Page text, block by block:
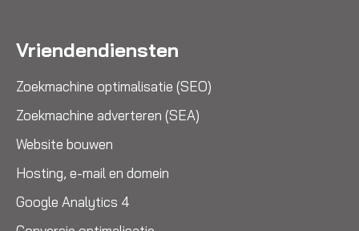
Vriendendiensten
Zoekmachine optimalisatie (SEO)
Zoekmachine adverteren (SEA)
Website bouwen
Hosting, e-mail en domein
Google Analytics 4